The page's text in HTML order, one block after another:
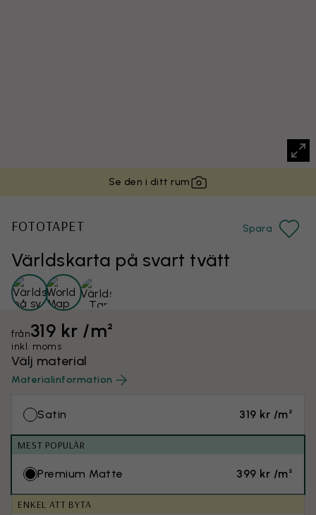
Se den i ditt rum
Världskarta på svart tvätt
FOTOTAPET Spara
från319 kr /m²
inkl. moms
Välj material
Materialinformation
Satin 319 kr /m²
MEST POPULÄR
Premium Matte 399 kr /m²
ENKEL ATT BYTA